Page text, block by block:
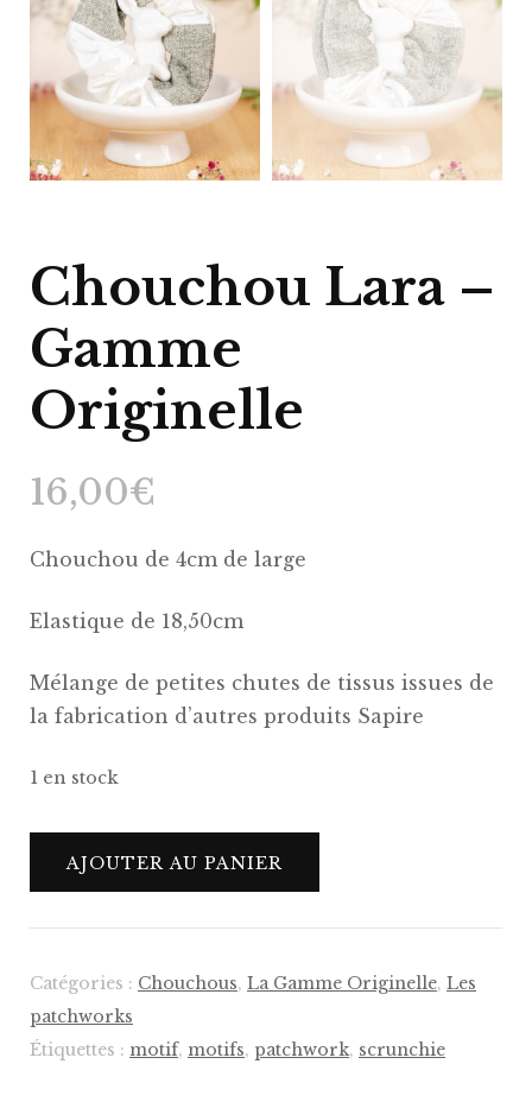
Chouchou Lara –
Gamme
Originelle
16,00€
Chouchou de 4cm de large
Elastique de 18,50cm
Mélange de petites chutes de tissus issues de
la fabrication d’autres produits Sapire
1 en stock
quantité
Lara
Gamme
Originelle
AJOUTER AU PANIER
Catégories : Chouchous, La Gamme Originelle, Les
patchworks
Étiquettes : motif, motifs, patchwork, scrunchie